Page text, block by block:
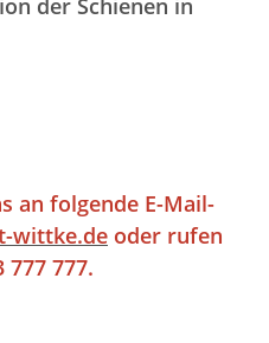
an folgende E-Mail-
wittke.de oder rufen
777 777.